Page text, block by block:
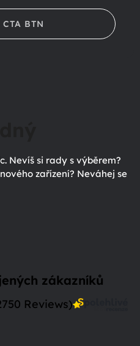
BTN
Nevíš si rady s výběrem?
zařízení? Neváhej se
zákazníků
Reviews)